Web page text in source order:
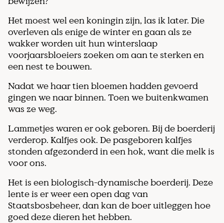
Het moest wel een koningin zijn, las ik later. Die
overleven als enige de winter en gaan als ze
wakker worden uit hun winterslaap
voorjaarsbloeiers zoeken om aan te sterken en
een nest te bouwen.
Nadat we haar tien bloemen hadden gevoerd
gingen we naar binnen. Toen we buitenkwamen
was ze weg.
Lammetjes waren er ook geboren. Bij de boerderij
verderop. Kalfjes ook. De pasgeboren kalfjes
stonden afgezonderd in een hok, want die melk is
voor ons.
Het is een biologisch-dynamische boerderij. Deze
lente is er weer een open dag van
Staatsbosbeheer, dan kan de boer uitleggen hoe
goed deze dieren het hebben.